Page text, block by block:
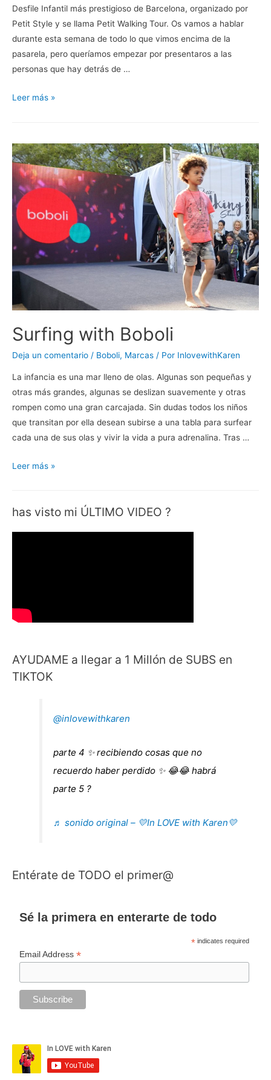
Desfile Infantil más prestigioso de Barcelona, organizado por
Petit Style y se llama Petit Walking Tour. Os vamos a hablar
durante esta semana de todo lo que vimos encima de la
pasarela, pero queríamos empezar por presentaros a las
personas que hay detrás de …
La
Happy
Kids
Media
Group:
Gabito
Rohh
Mario
Agulló.
Leer más »
Surfing with Boboli
Deja un comentario / Boboli, Marcas / Por InlovewithKaren
La infancia es una mar lleno de olas. Algunas son pequeñas y
otras más grandes, algunas se deslizan suavemente y otras
rompen como una gran carcajada. Sin dudas todos los niños
que transitan por ella desean subirse a una tabla para surfear
cada una de sus olas y vivir la vida a pura adrenalina. Tras …
Surfing
Leer más »
has visto mi ÚLTIMO VIDEO ?
AYUDAME a llegar a 1 Millón de SUBS en
TIKTOK
@inlovewithkaren
parte 4 ✨ recibiendo cosas que no
recuerdo haber perdido ✨ 😂😂 habrá
parte 5 ?
♬ sonido original – 💛In LOVE with Karen💛
Entérate de TODO el primer@
Sé la primera en enterarte de todo
* indicates required
Email Address*